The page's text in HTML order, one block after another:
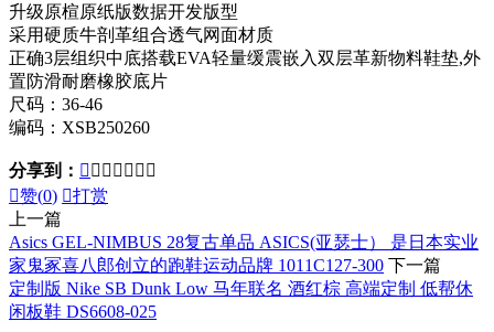
升级原楦原纸版数据开发版型
采用硬质牛剖革组合透气网面材质
正确3层组织中底搭载EVA轻量缓震嵌入双层革新物料鞋垫,外
置防滑耐磨橡胶底片
尺码：36-46
编码：XSB250260
分享到：       
赞(0) 打赏
上一篇
Asics GEL-NIMBUS 28复古单品 ASICS(亚瑟士） 是日本实业
家鬼冢喜八郎创立的跑鞋运动品牌 1011C127-300 下一篇
定制版 Nike SB Dunk Low 马年联名 酒红棕 高端定制 低帮休
闲板鞋 DS6608-025